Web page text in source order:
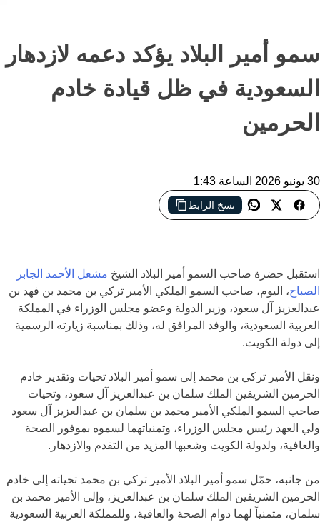
سمو أمير البلاد يؤكد دعمه لازدهار
السعودية في ظل قيادة خادم
الحرمين
30 يونيو 2026 الساعة 1:43
نسخ الرابط
سمو أمير البلاد يؤكد متانة العلاقات الكويتية السعودية خلال استقباله
استقبل حضرة صاحب السمو أمير البلاد الشيخ مشعل الأحمد الجابر
الصباح، اليوم، صاحب السمو الملكي الأمير تركي بن محمد بن فهد بن
عبدالعزيز آل سعود، وزير الدولة وعضو مجلس الوزراء في المملكة
العربية السعودية، والوفد المرافق له، وذلك بمناسبة زيارته الرسمية
إلى دولة الكويت.
ونقل الأمير تركي بن محمد إلى سمو أمير البلاد تحيات وتقدير خادم
الحرمين الشريفين الملك سلمان بن عبدالعزيز آل سعود، وتحيات
صاحب السمو الملكي الأمير محمد بن سلمان بن عبدالعزيز آل سعود
ولي العهد رئيس مجلس الوزراء، وتمنياتهما لسموه بموفور الصحة
والعافية، ولدولة الكويت وشعبها المزيد من التقدم والازدهار.
من جانبه، حمّل سمو أمير البلاد الأمير تركي بن محمد تحياته إلى خادم
الحرمين الشريفين الملك سلمان بن عبدالعزيز، وإلى الأمير محمد بن
سلمان، متمنياً لهما دوام الصحة والعافية، وللمملكة العربية السعودية